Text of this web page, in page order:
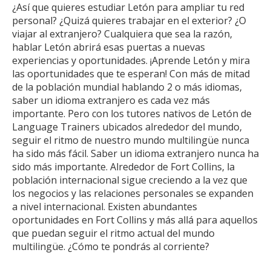
¿Así que quieres estudiar Letón para ampliar tu red
personal? ¿Quizá quieres trabajar en el exterior? ¿O
viajar al extranjero? Cualquiera que sea la razón,
hablar Letón abrirá esas puertas a nuevas
experiencias y oportunidades. ¡Aprende Letón y mira
las oportunidades que te esperan! Con más de mitad
de la población mundial hablando 2 o más idiomas,
saber un idioma extranjero es cada vez más
importante. Pero con los tutores nativos de Letón de
Language Trainers ubicados alrededor del mundo,
seguir el ritmo de nuestro mundo multilingüe nunca
ha sido más fácil. Saber un idioma extranjero nunca ha
sido más importante. Alrededor de Fort Collins, la
población internacional sigue creciendo a la vez que
los negocios y las relaciones personales se expanden
a nivel internacional. Existen abundantes
oportunidades en Fort Collins y más allá para aquellos
que puedan seguir el ritmo actual del mundo
multilingüe. ¿Cómo te pondrás al corriente?